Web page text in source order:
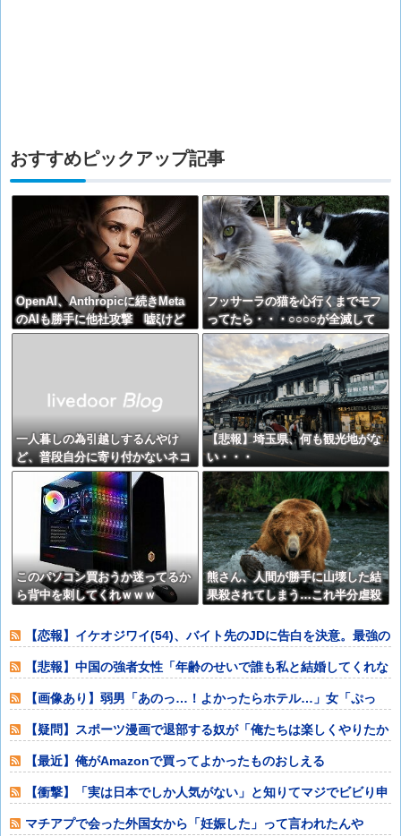
おすすめピックアップ記事
OpenAI、Anthropicに続きMeta
のAIも勝手に他社攻撃 嘘ξけど
何これ流行ってんの？
フッサーラの猫を心行くまでモフ
ってたら・・・○○○○が全滅して
た【再】
一人暮しの為引越しするんやけ
ど、普段自分に寄り付かないネコ
が部屋に入って来て一緒に寝て
る。【再】
【悲報】埼玉県、何も観光地がな
い・・・
このパソコン買おうか迷ってるか
ら背中を刺してくれｗｗｗ
熊さん、人間が勝手に山壊した結
果殺されてしまう…これ半分虐殺
【恋報】イケオジワイ(54)、バイト先のJDに告白を決意。最強の
殺し文句
【悲報】中国の強者女性「年齢のせいで誰も私と結婚してくれな
い！！」⇒ (
【画像あり】弱男「あのっ…！よかったらホテル…」女「ぷっ
www」⇒！
【疑問】スポーツ漫画で退部する奴が「俺たちは楽しくやりたか
ったんだよ」っ
【最近】俺がAmazonで買ってよかったものおしえる
【衝撃】「実は日本でしか人気がない」と知りてマジでビビり申
したものwyw
マチアプで会った外国女から「妊娠した」って言われたんや